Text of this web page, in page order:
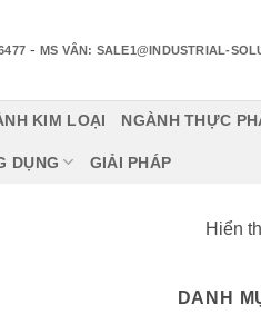
-MS VÂN: SALE1@INDUSTRIAL-
KIM LOẠI NGÀNH THỰC
DỤNG GIẢI PHÁP
Hiển
DANH